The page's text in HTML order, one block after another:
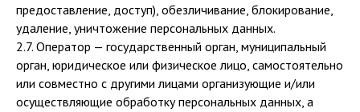
предоставление, доступ), обезличивание, блокирование,
удаление, уничтожение персональных данных.
2.7. Оператор — государственный орган, муниципальный
орган, юридическое или физическое лицо, самостоятельно
или совместно с другими лицами организующие и/или
осуществляющие обработку персональных данных, а